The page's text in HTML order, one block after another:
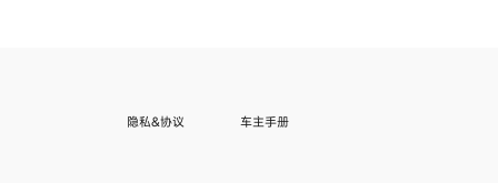
隐私&协议 车主手册